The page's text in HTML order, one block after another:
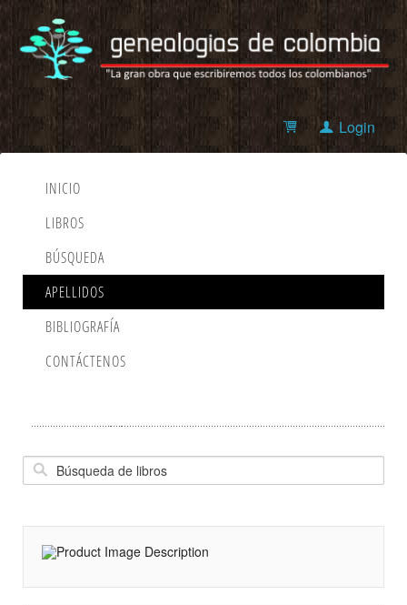
Login
INICIO
LIBROS
BÚSQUEDA
APELLIDOS
BIBLIOGRAFÍA
CONTÁCTENOS